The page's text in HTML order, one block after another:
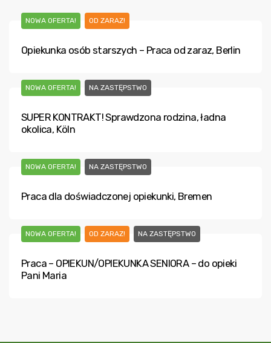
NOWA OFERTA! OD ZARAZ!
Opiekunka osób starszych – Praca od zaraz, Berlin
NOWA OFERTA! NA ZASTĘPSTWO
SUPER KONTRAKT! Sprawdzona rodzina, ładna
okolica, Köln
NOWA OFERTA! NA ZASTĘPSTWO
Praca dla doświadczonej opiekunki, Bremen
NOWA OFERTA! OD ZARAZ! NA ZASTĘPSTWO
Praca – OPIEKUN/OPIEKUNKA SENIORA – do opieki
Pani Maria